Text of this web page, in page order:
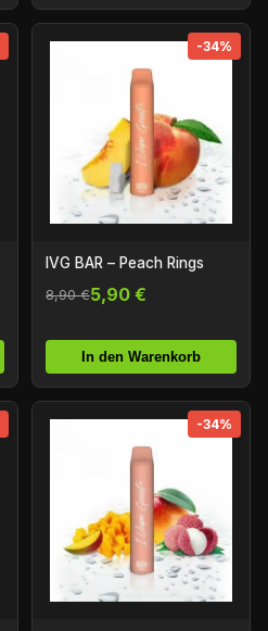
-34%
IVG BAR – Peach Rings
8,90 €5,90 €
In den Warenkorb
-34%